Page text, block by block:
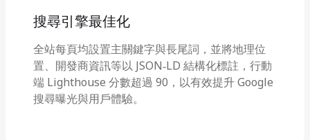
搜尋引擎最佳化
全站每頁均設置主關鍵字與長尾詞，並將地理位
置、開發商資訊等以 JSON‑LD 結構化標註，行動
端 Lighthouse 分數超過 90，以有效提升 Google
搜尋曝光與用戶體驗。